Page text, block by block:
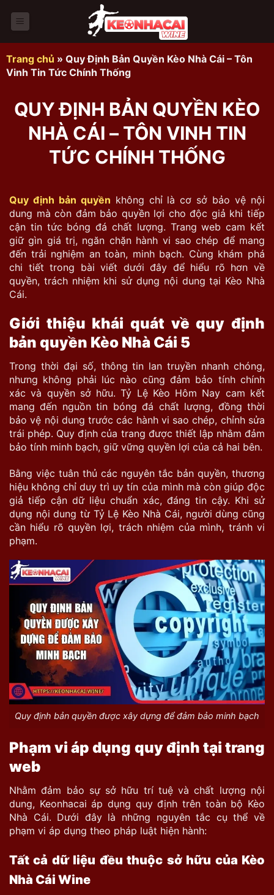
qua
dung
Trang chủ » Quy Định Bản Quyền Kèo Nhà Cái – Tôn
Vinh Tin Tức Chính Thống
QUY ĐỊNH BẢN QUYỀN KÈO
NHÀ CÁI – TÔN VINH TIN
TỨC CHÍNH THỐNG
Quy định bản quyền không chỉ là cơ sở bảo vệ nội
dung mà còn đảm bảo quyền lợi cho độc giả khi tiếp
cận tin tức bóng đá chất lượng. Trang web cam kết
giữ gìn giá trị, ngăn chặn hành vi sao chép để mang
đến trải nghiệm an toàn, minh bạch. Cùng khám phá
chi tiết trong bài viết dưới đây để hiểu rõ hơn về
quyền, trách nhiệm khi sử dụng nội dung tại Kèo Nhà
Cái.
Giới thiệu khái quát về quy định
bản quyền Kèo Nhà Cái 5
Trong thời đại số, thông tin lan truyền nhanh chóng,
nhưng không phải lúc nào cũng đảm bảo tính chính
xác và quyền sở hữu. Tỷ Lệ Kèo Hôm Nay cam kết
mang đến nguồn tin bóng đá chất lượng, đồng thời
bảo vệ nội dung trước các hành vi sao chép, chỉnh sửa
trái phép. Quy định của trang được thiết lập nhằm đảm
bảo tính minh bạch, giữ vững quyền lợi của cả hai bên.
Bằng việc tuân thủ các nguyên tắc bản quyền, thương
hiệu không chỉ duy trì uy tín của mình mà còn giúp độc
giả tiếp cận dữ liệu chuẩn xác, đáng tin cậy. Khi sử
dụng nội dung từ Tỷ Lệ Kèo Nhà Cái, người dùng cũng
cần hiểu rõ quyền lợi, trách nhiệm của mình, tránh vi
phạm.
Quy định bản quyền được xây dựng để đảm bảo minh bạch
Phạm vi áp dụng quy định tại trang
web
Nhằm đảm bảo sự sở hữu trí tuệ và chất lượng nội
dung, Keonhacai áp dụng quy định trên toàn bộ Kèo
Nhà Cái. Dưới đây là những nguyên tắc cụ thể về
phạm vi áp dụng theo pháp luật hiện hành:
Tất cả dữ liệu đều thuộc sở hữu của Kèo
Nhà Cái Wine